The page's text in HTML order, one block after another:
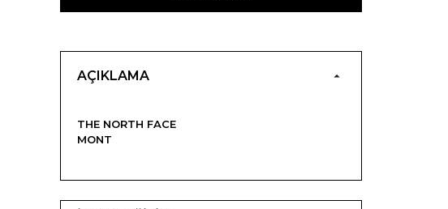
AÇIKLAMA
THE NORTH FACE
MONT